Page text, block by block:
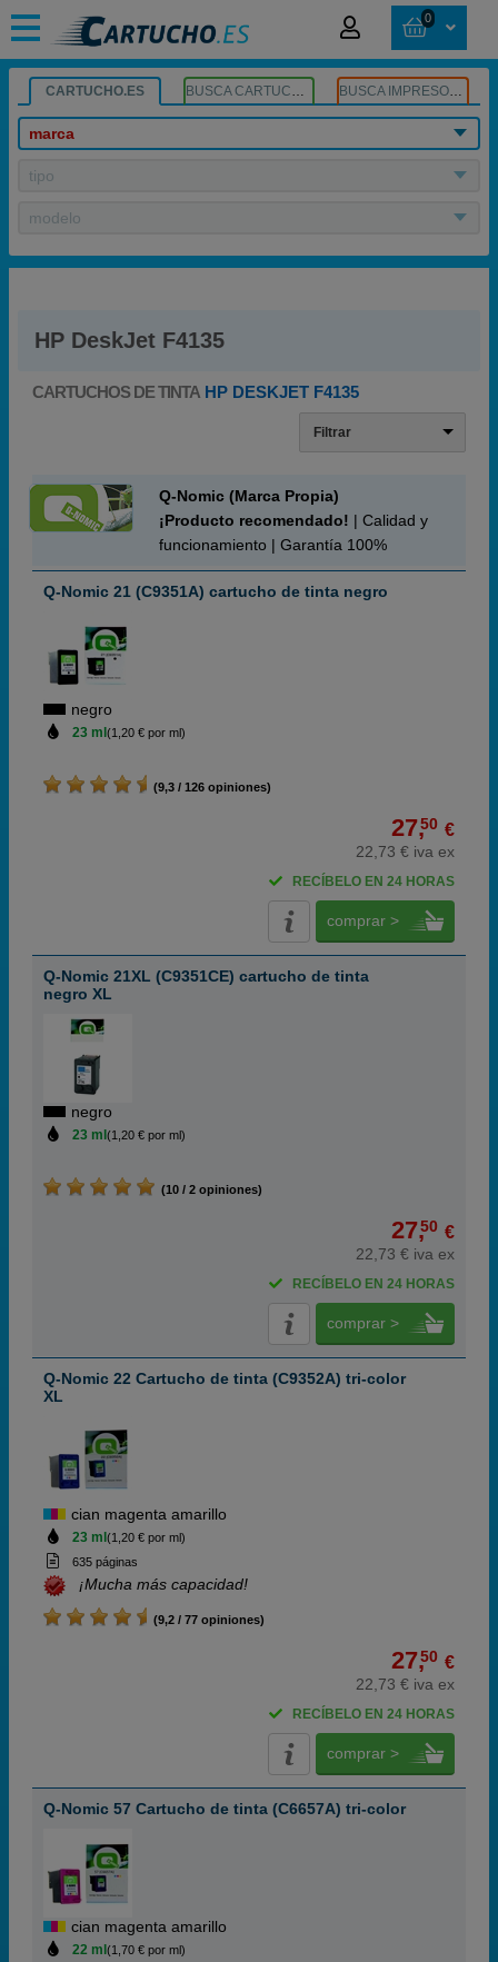
0
CARTUCHO.ES BUSCA CARTUCHOS BUSCA IMPRESORA
marca
tipo
modelo
HP DeskJet F4135
CARTUCHOS DE TINTA HP DESKJET F4135
Filtrar
Q-Nomic (Marca Propia)
¡Producto recomendado! | Calidad y
funcionamiento | Garantía 100%
Q-Nomic 21 (C9351A) cartucho de tinta negro
negro
23 ml (1,20 € por ml)
(9,3 / 126 opiniones)
27,50 €
22,73 € iva ex
RECÍBELO EN 24 HORAS
comprar >
Q-Nomic 21XL (C9351CE) cartucho de tinta
negro XL
negro
23 ml (1,20 € por ml)
(10 / 2 opiniones)
27,50 €
22,73 € iva ex
RECÍBELO EN 24 HORAS
comprar >
Q-Nomic 22 Cartucho de tinta (C9352A) tri-color
XL
cian magenta amarillo
23 ml (1,20 € por ml)
635 páginas
¡Mucha más capacidad!
(9,2 / 77 opiniones)
27,50 €
22,73 € iva ex
RECÍBELO EN 24 HORAS
comprar >
Q-Nomic 57 Cartucho de tinta (C6657A) tri-color
cian magenta amarillo
22 ml (1,70 € por ml)